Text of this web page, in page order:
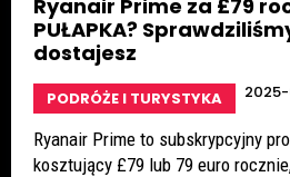
Ryanair Prime za £79
PUŁAPKA?
dostajesz
PODRÓŻE I TURYSTYKA
Ryanair Prime to subskrypcyjny
kosztujący £79 lub 79 euro